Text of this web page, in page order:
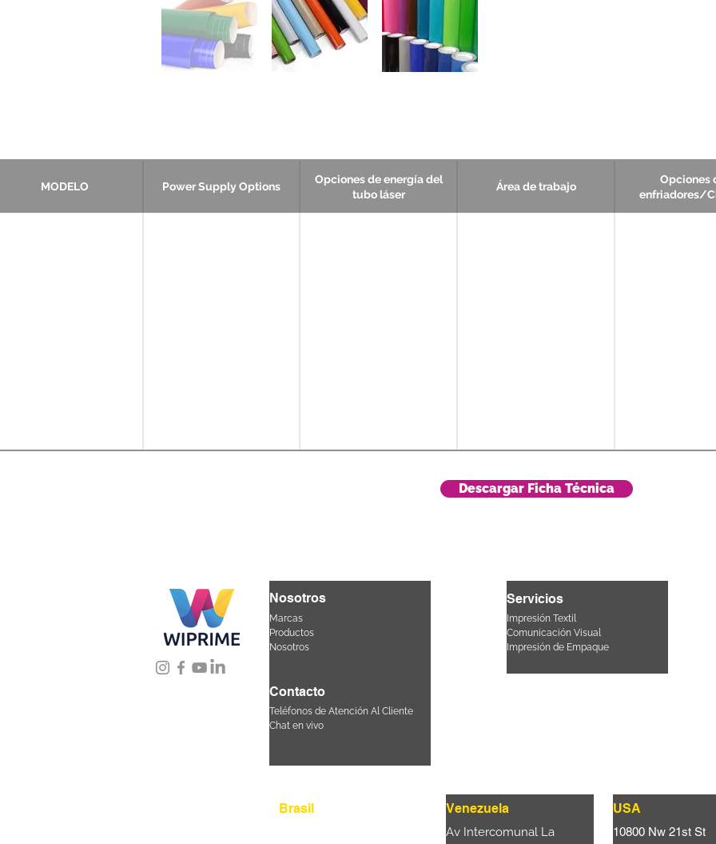
MODELO Power Supply Options
Opciones de energía del
tubo láser
Área de trabajo
Opciones
enfriadores/
Descargar Ficha Técnica
Nosotros
Marcas
Productos
Nosotros
Contacto
Teléfonos de Atención Al Cliente
Chat en vivo
Servicios
Impresión Textil
Comunicación Visual
Impresión de Empaque
Brasil
Venezuela
Av Intercomunal La
USA
10800 Nw 21st St